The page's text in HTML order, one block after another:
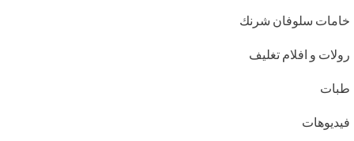
خامات سلوفان شرنك
رولات و افلام تغليف
طبات
فيديوهات